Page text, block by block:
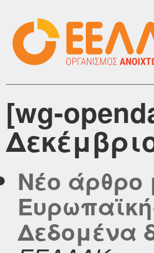
[wg-
Νέο άρθρο
Δεδομένα